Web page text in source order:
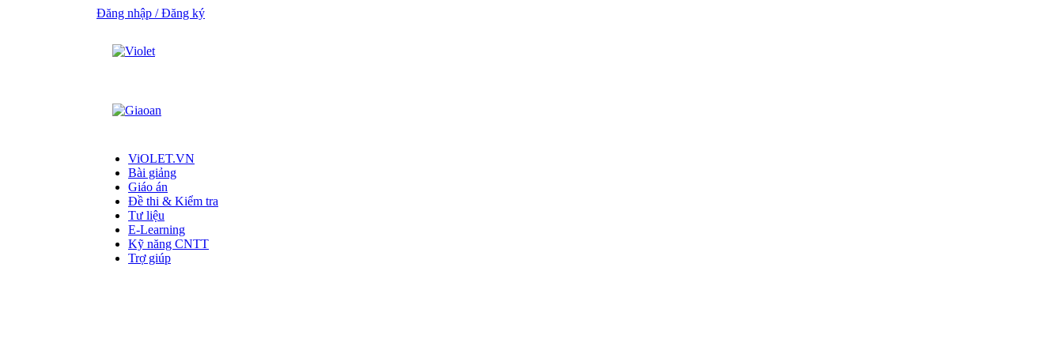
Đăng nhập / Đăng ký
ViOLET.VN
Bài giảng
Giáo án
Đề thi & Kiểm tra
Tư liệu
E-Learning
Kỹ năng CNTT
Trợ giúp